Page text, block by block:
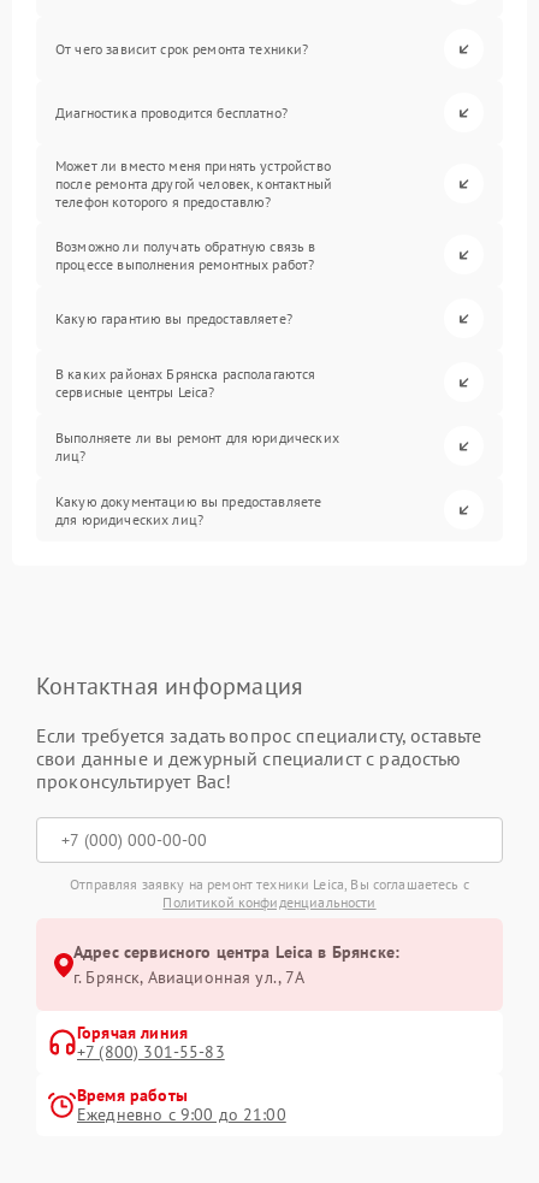
От чего зависит срок ремонта техники?
Диагностика проводится бесплатно?
Может ли вместо меня принять устройство
после ремонта другой человек, контактный
телефон которого я предоставлю?
Возможно ли получать обратную связь в
процессе выполнения ремонтных работ?
Какую гарантию вы предоставляете?
В каких районах Брянска располагаются
сервисные центры Leica?
Выполняете ли вы ремонт для юридических
лиц?
Какую документацию вы предоставляете
для юридических лиц?
Контактная информация
Если требуется задать вопрос специалисту, оставьте
свои данные и дежурный специалист с радостью
проконсультирует Вас!
Отправляя заявку на ремонт техники Leica, Вы соглашаетесь с
Политикой конфиденциальности
Адрес сервисного центра Leica в Брянске:
г. Брянск, Авиационная ул., 7А
Горячая линия
+7 (800) 301-55-83
Время работы
Ежедневно с 9:00 до 21:00